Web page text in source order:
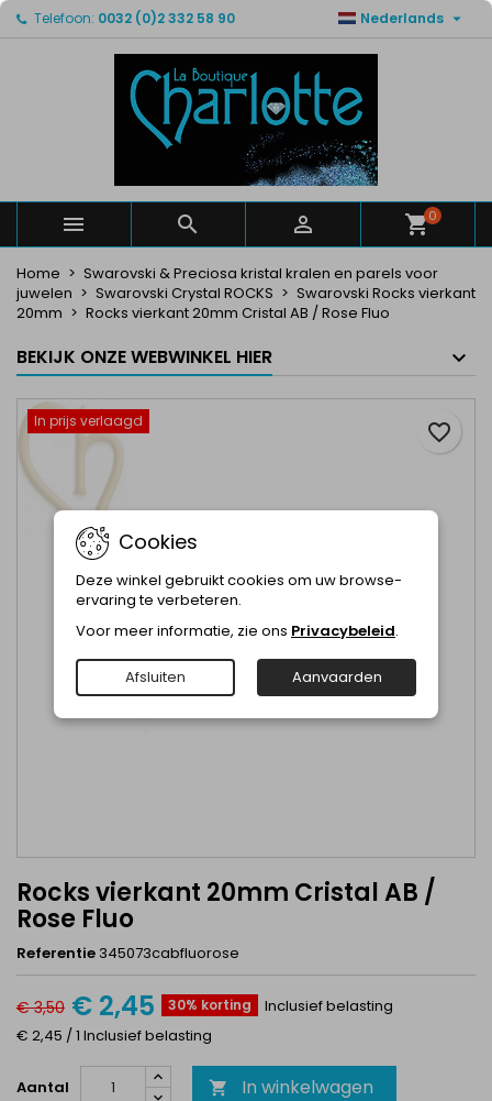
Telefoon: 0032 (0)2 332 58 90 Nederlands 
   0
Home
Swarovski & Preciosa kristal kralen en parels voor
juwelen
Swarovski Crystal ROCKS
Swarovski Rocks vierkant
20mm
Rocks vierkant 20mm Cristal AB / Rose Fluo
BEKIJK ONZE WEBWINKEL HIER
In prijs verlaagd
Rocks vierkant 20mm Cristal AB /
Rose Fluo
Referentie 345073cabfluorose
€ 3,50 € 2,45 30% korting
Inclusief belasting
€ 2,45 / 1 Inclusief belasting
Aantal  In winkelwagen
favorite_border
Mijn verlanglijsten ×
Maak een lijst
Maak een verlanglijst ×
Verlanglijst naam
Annuleren Maak een verlanglijst
Inloggen ×
U moet ingelogd zijn om producten in uw verlanglijst
Annuleren Inloggen
Cookies
Deze winkel gebruikt cookies om uw browse-
ervaring te verbeteren.
Voor meer informatie, zie ons Privacybeleid.
Afsluiten Aanvaarden